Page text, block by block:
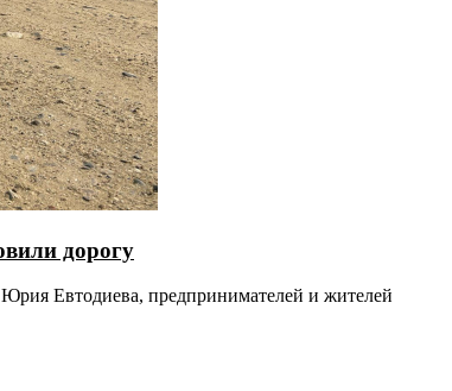
дорогу
Евтодиева, предпринимателей и жителей